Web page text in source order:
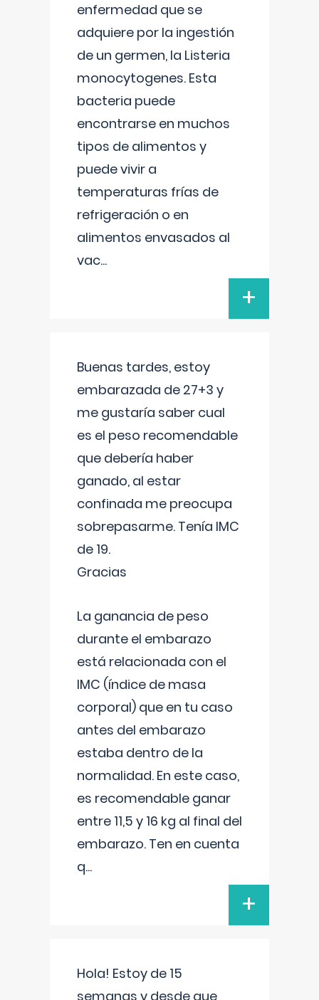
enfermedad que se
adquiere por la ingestión
de un germen, la Listeria
monocytogenes. Esta
bacteria puede
encontrarse en muchos
tipos de alimentos y
puede vivir a
temperaturas frías de
refrigeración o en
alimentos envasados al
vac...
+
Buenas tardes, estoy
embarazada de 27+3 y
me gustaría saber cual
es el peso recomendable
que debería haber
ganado, al estar
confinada me preocupa
sobrepasarme. Tenía IMC
de 19.
Gracias
La ganancia de peso
durante el embarazo
está relacionada con el
IMC (índice de masa
corporal) que en tu caso
antes del embarazo
estaba dentro de la
normalidad. En este caso,
es recomendable ganar
entre 11,5 y 16 kg al final del
embarazo. Ten en cuenta
q...
+
Hola! Estoy de 15
semanas y desde que